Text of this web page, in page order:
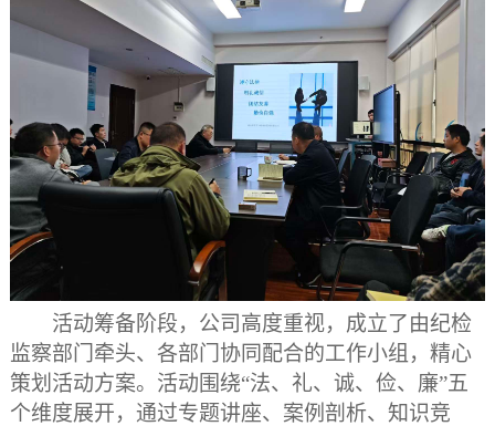
活动筹备阶段，公司高度重视，成立了由纪检
监察部门牵头、各部门协同配合的工作小组，精心
策划活动方案。活动围绕“法、礼、诚、俭、廉”五
个维度展开，通过专题讲座、案例剖析、知识竞